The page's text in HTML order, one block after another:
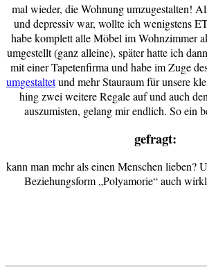
mal wieder, die Wohnung umzugestalten!
und depressiv war, wollte ich wenigstens
habe komplett alle Möbel im Wohnzimmer
umgestellt (ganz alleine), später hatte ich
mit einer Tapetenfirma und habe im Zuge
umgestaltetund mehr Stauraum für unsere
hing zwei weitere Regale auf und auch
auszumisten, gelang mir endlich. So ein
gefragt:
kann man mehr als einen Menschen lieben?
Beziehungsform „Polyamorie“ auch